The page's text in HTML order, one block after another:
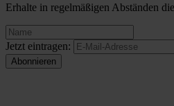
Erhalte in regelmäßigen Abständen
Jetzt eintragen: